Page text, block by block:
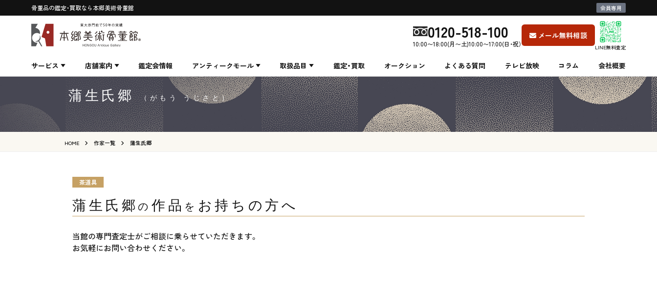
骨董品の鑑定・買取なら本郷美術骨董館 会員専用
0120-518-100
10:00〜18:00(月〜土)10:00〜17:00(日・祝）
メール無料相談
LINE無料査定
サービス 店舗案内 鑑定会情報 アンティークモール 取扱品目 鑑定・買取 オークション よくある質問 テレビ放映 コラム 会社概要
蒲生氏郷 （がもう うじさと）
HOME 作家一覧 蒲生氏郷
茶道具
蒲生氏郷の作品 を お持ちの方へ
当館の専門査定士がご相談に乗らせていただきます。
お気軽にお問い合わせください。